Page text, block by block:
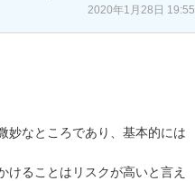
2020年1月28日 19:55
妙なところであり、基本的には
けることはリスクが高いと言え